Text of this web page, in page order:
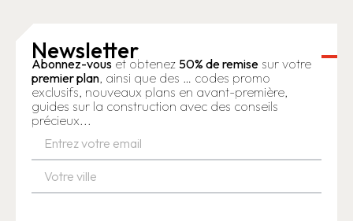
Newsletter
Abonnez-vous et obtenez 50% de remise sur votre
premier plan, ainsi que des … codes promo
exclusifs, nouveaux plans en avant-première,
guides sur la construction avec des conseils
précieux...